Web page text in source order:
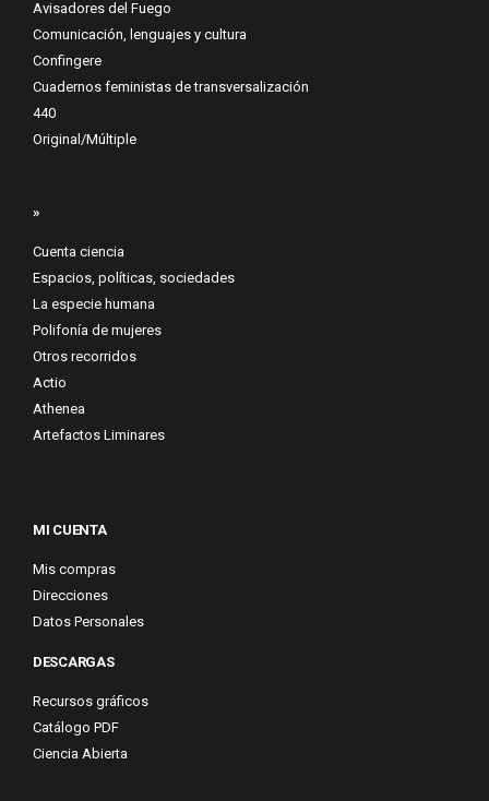
Avisadores del Fuego
Comunicación, lenguajes y cultura
Confingere
Cuadernos feministas de transversalización
440
Original/Múltiple
»
Cuenta ciencia
Espacios, políticas, sociedades
La especie humana
Polifonía de mujeres
Otros recorridos
Actio
Athenea
Artefactos Liminares
MI CUENTA
Mis compras
Direcciones
Datos Personales
DESCARGAS
Recursos gráficos
Catálogo PDF
Ciencia Abierta